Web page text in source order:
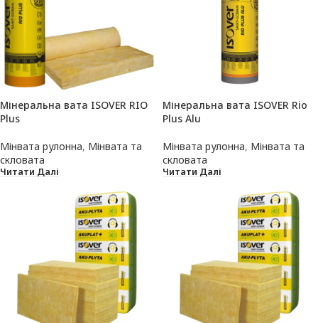
Мінеральна вата ISOVER RIO
Plus
Мінвата рулонна, Мінвата та
скловата
Читати Далі
Мінеральна вата ISOVER Rio
Plus Alu
Мінвата рулонна, Мінвата та
скловата
Читати Далі